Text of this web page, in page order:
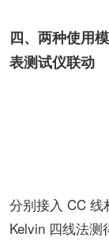
四、两种使用
表测试仪联动
分别接入 CC 线
Kelvin 四线法